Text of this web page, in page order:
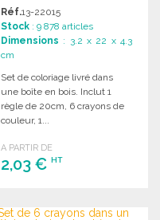
Réf.13-22015
Stock : 9 878 articles
Dimensions : 3.2 x 22 x 4.3
cm
Set de coloriage livré dans
une boîte en bois. Inclut 1
règle de 20cm, 6 crayons de
couleur, 1...
A PARTIR DE
2,03 €HT